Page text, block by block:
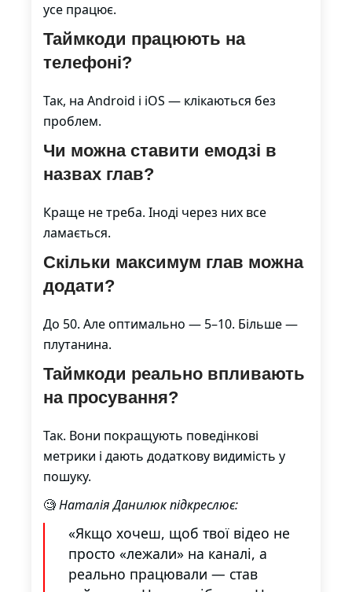
усе працює.
Таймкоди працюють на
телефоні?
Так, на Android і iOS — клікаються без
проблем.
Чи можна ставити емодзі в
назвах глав?
Краще не треба. Іноді через них все
ламається.
Скільки максимум глав можна
додати?
До 50. Але оптимально — 5–10. Більше —
плутанина.
Таймкоди реально впливають
на просування?
Так. Вони покращують поведінкові
метрики і дають додаткову видимість у
пошуку.
🧐Наталія Данилюк підкреслює:
«Якщо хочеш, щоб твої відео не
просто «лежали» на каналі, а
реально працювали — став